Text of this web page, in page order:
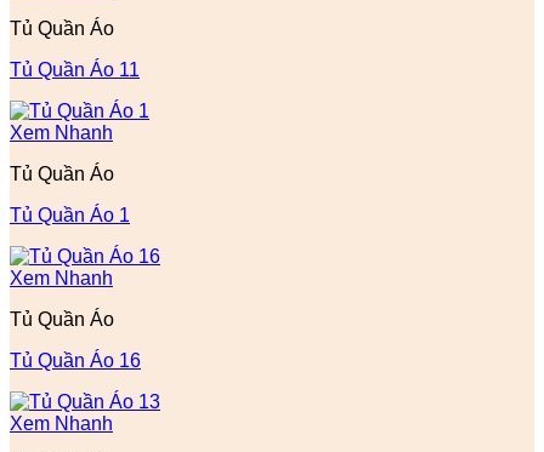
Tủ Quần Áo
Tủ Quần Áo 11
Xem Nhanh
Tủ Quần Áo
Tủ Quần Áo 1
Xem Nhanh
Tủ Quần Áo
Tủ Quần Áo 16
Xem Nhanh